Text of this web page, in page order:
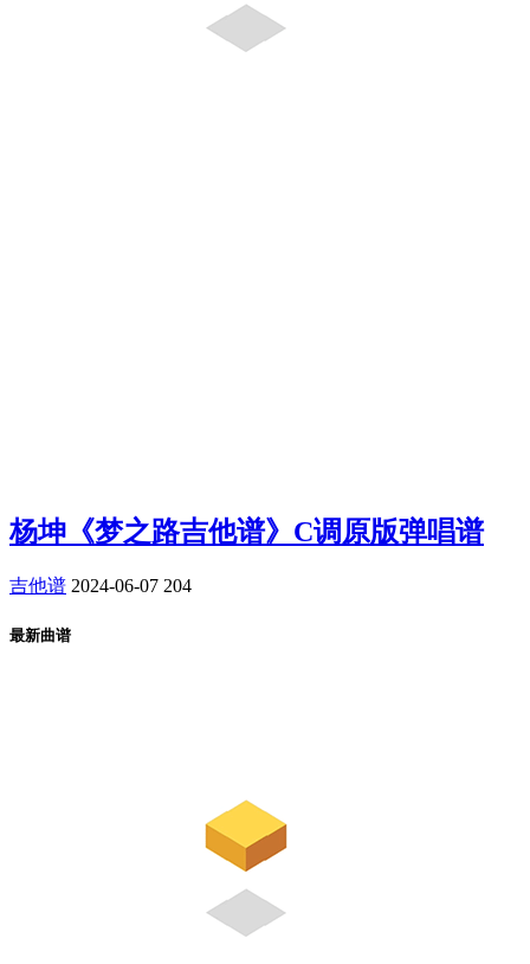
杨坤《梦之路吉他谱》C调原版弹唱谱
吉他谱 2024-06-07 204
最新曲谱